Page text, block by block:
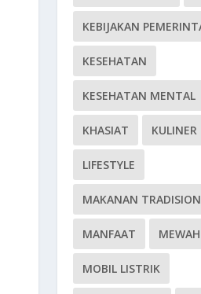
KEBIJAKAN
KESEHATAN
KESEHATAN MENTAL
KHASIAT KULINER
LIFESTYLE
MAKANAN
MANFAAT MEWAH
MOBIL LISTRIK